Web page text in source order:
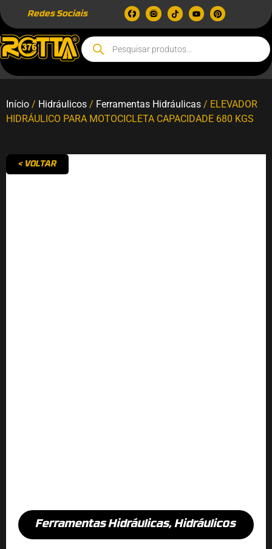
Redes Sociais
Início / Hidráulicos / Ferramentas Hidráulicas / ELEVADOR
HIDRÁULICO PARA MOTOCICLETA CAPACIDADE 680 KGS
< VOLTAR
Ferramentas Hidráulicas,Hidráulicos